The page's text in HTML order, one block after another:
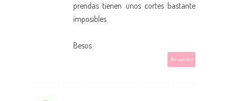
prendas tienen unos cortes bastante
imposibles.
Besos.
Responder